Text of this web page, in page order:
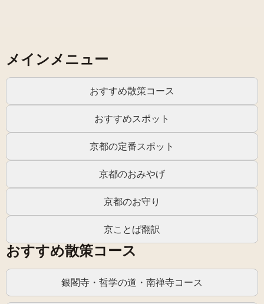
メインメニュー
おすすめ散策コース
おすすめスポット
京都の定番スポット
京都のおみやげ
京都のお守り
京ことば翻訳
おすすめ散策コース
銀閣寺・哲学の道・南禅寺コース